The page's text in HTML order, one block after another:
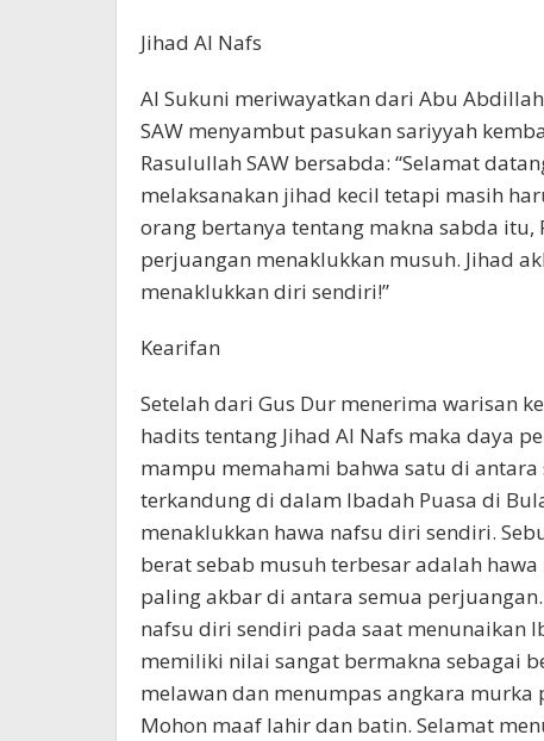
Jihad Al Nafs
Al Sukuni meriwayatkan dari Abu
SAW menyambut pasukan sariyyah
Rasulullah SAW bersabda: “Selamat
melaksanakan jihad kecil tetapi masih
orang bertanya tentang makna sabda itu,
perjuangan menaklukkan musuh. Jihad
menaklukkan diri sendiri!”
Kearifan
Setelah dari Gus Dur menerima warisan
hadits tentang Jihad Al Nafs maka daya
mampu memahami bahwa satu di
terkandung di dalam Ibadah Puasa di
menaklukkan hawa nafsu diri sendiri.
berat sebab musuh terbesar adalah
paling akbar di antara semua
nafsu diri sendiri pada saat menunaikan
memiliki nilai sangat bermakna sebagai
melawan dan menumpas angkara murka
Mohon maaf lahir dan batin. Selamat